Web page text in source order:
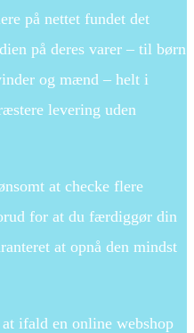
på nettet fundet det
på deres varer – til børn
og mænd – helt i
levering uden
at checke flere
for at du færdiggør din
at opnå den mindst
ifald en online webshop